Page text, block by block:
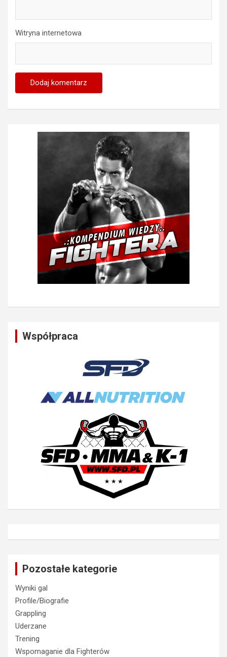
Witryna internetowa
Współpraca
Pozostałe kategorie
Wyniki gal
Profile/Biografie
Grappling
Uderzane
Trening
Wspomaganie dla Fighterów